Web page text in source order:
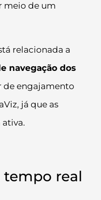
meio de um
relacionada a
navegação dos
de engajamento
já que as
ativa.
tempo real